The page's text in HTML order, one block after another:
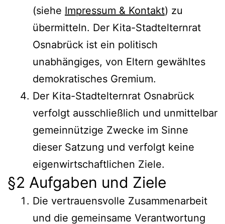
(siehe Impressum & Kontakt) zu
übermitteln. Der Kita-Stadtelternrat
Osnabrück ist ein politisch
unabhängiges, von Eltern gewähltes
demokratisches Gremium.
Der Kita-Stadtelternrat Osnabrück
verfolgt ausschließlich und unmittelbar
gemeinnützige Zwecke im Sinne
dieser Satzung und verfolgt keine
eigenwirtschaftlichen Ziele.
§2 Aufgaben und Ziele
Die vertrauensvolle Zusammenarbeit
und die gemeinsame Verantwortung